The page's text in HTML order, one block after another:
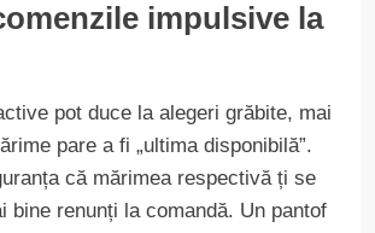
impulsive la
pot duce la alegeri grăbite, mai
pare a fi „ultima disponibilă”.
că mărimea respectivă ți se
bine renunți la comandă. Un pantof